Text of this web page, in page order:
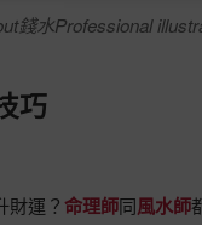
錢水Professional
巧
財運？命理師同風水師